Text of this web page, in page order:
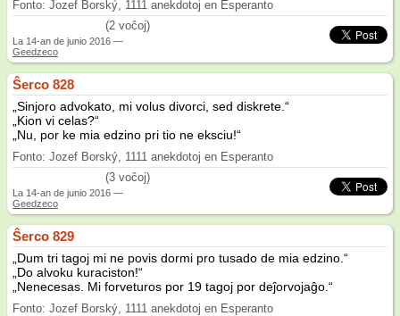
Fonto: Jozef Borský, 1111 anekdotoj en Esperanto
(2 voĉoj)
La 14-an de junio 2016 —
Geedzeco
Ŝerco 828
„Sinjoro advokato, mi volus divorci, sed diskrete.“
„Kion vi celas?“
„Nu, por ke mia edzino pri tio ne eksciu!“
Fonto: Jozef Borský, 1111 anekdotoj en Esperanto
(3 voĉoj)
La 14-an de junio 2016 —
Geedzeco
Ŝerco 829
„Dum tri tagoj mi ne povis dormi pro tusado de mia edzino.“
„Do alvoku kuraciston!“
„Nenecesas. Mi forveturos por 19 tagoj por deĵorvojaĝo.“
Fonto: Jozef Borský, 1111 anekdotoj en Esperanto